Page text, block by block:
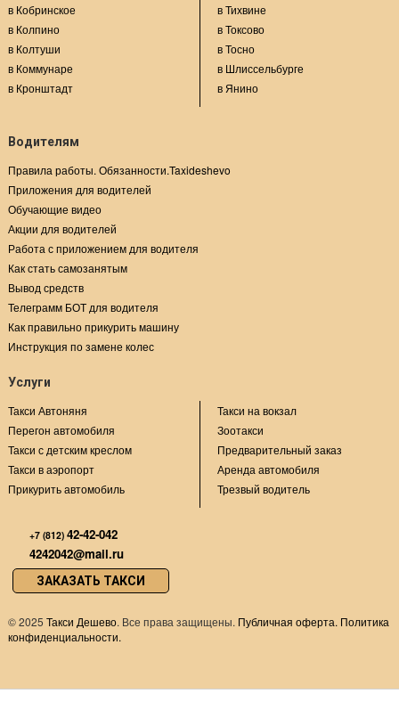
в Кобринское
в Колпино
в Колтуши
в Коммунаре
в Кронштадт
в Тихвине
в Токсово
в Тосно
в Шлиссельбурге
в Янино
Водителям
Правила работы. Обязанности.Taxideshevo
Приложения для водителей
Обучающие видео
Акции для водителей
Работа с приложением для водителя
Как стать самозанятым
Вывод средств
Телеграмм БОТ для водителя
Как правильно прикурить машину
Инструкция по замене колес
Услуги
Такси Автоняня
Перегон автомобиля
Такси с детским креслом
Такси в аэропорт
Прикурить автомобиль
Такси на вокзал
Зоотакси
Предварительный заказ
Аренда автомобиля
Трезвый водитель
+7 (812) 42-42-042
4242042@mail.ru
ЗАКАЗАТЬ ТАКСИ
©2025 Такси Дешево. Все права защищены. Публичная оферта. Политика
конфиденциальности.